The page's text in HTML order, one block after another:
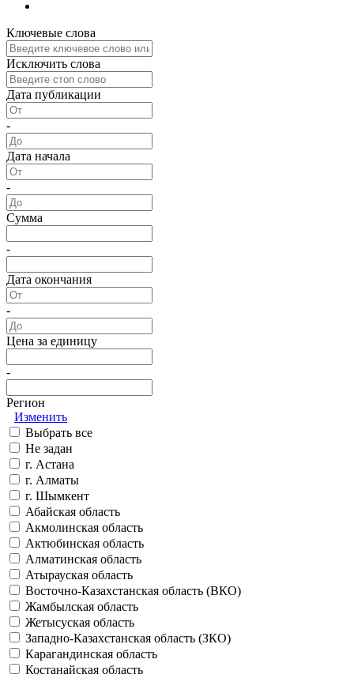
Ключевые слова
Исключить слова
Дата публикации
-
Дата начала
-
Сумма
-
Дата окончания
-
Цена за единицу
-
Регион
Изменить
Выбрать все
Не задан
г. Астана
г. Алматы
г. Шымкент
Абайская область
Акмолинская область
Актюбинская область
Алматинская область
Атырауская область
Восточно-Казахстанская область (ВКО)
Жамбылская область
Жетысуская область
Западно-Казахстанская область (ЗКО)
Карагандинская область
Костанайская область